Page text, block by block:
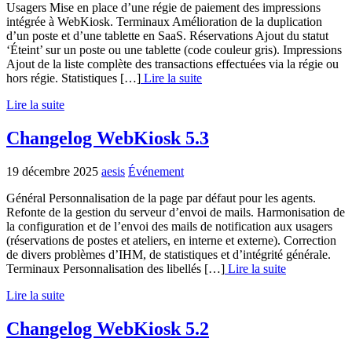
Usagers Mise en place d’une régie de paiement des impressions
intégrée à WebKiosk. Terminaux Amélioration de la duplication
d’un poste et d’une tablette en SaaS. Réservations Ajout du statut
‘Éteint’ sur un poste ou une tablette (code couleur gris). Impressions
Ajout de la liste complète des transactions effectuées via la régie ou
hors régie. Statistiques […] Lire la suite
Lire la suite
Changelog WebKiosk 5.3
19 décembre 2025 aesis Événement
Général Personnalisation de la page par défaut pour les agents.
Refonte de la gestion du serveur d’envoi de mails. Harmonisation de
la configuration et de l’envoi des mails de notification aux usagers
(réservations de postes et ateliers, en interne et externe). Correction
de divers problèmes d’IHM, de statistiques et d’intégrité générale.
Terminaux Personnalisation des libellés […] Lire la suite
Lire la suite
Changelog WebKiosk 5.2